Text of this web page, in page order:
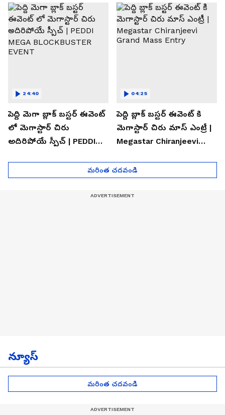
#rc17
పెద్ది మెగా బ్లాక్ బస్టర్ ఈవెంట్
లో మెగాస్టార్ చిరు
అదిరిపోయే స్పీచ్ | PEDDI
24:40
పెద్ది బ్లాక్ బస్టర్ ఈవెంట్ కి
మెగాస్టార్ చిరు మాస్ ఎంట్రీ |
Megastar Chiranjeevi
04:25
మరింత చదవండి
న్యూస్
మరింత చదవండి